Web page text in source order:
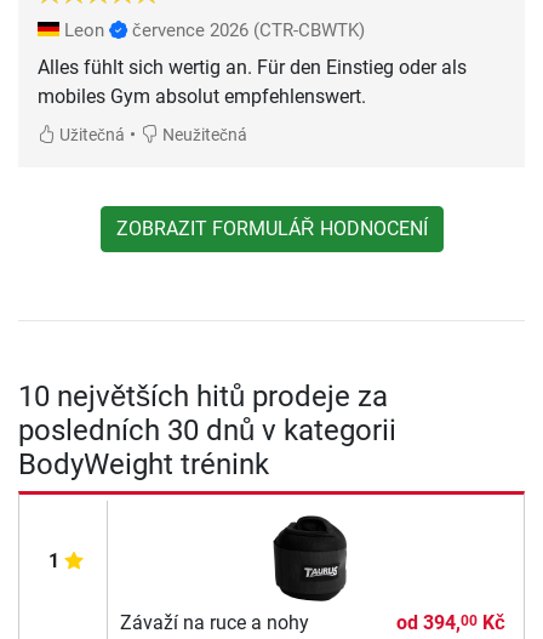
Leon července 2026 (CTR-CBWTK)
Alles fühlt sich wertig an. Für den Einstieg oder als
mobiles Gym absolut empfehlenswert.
Užitečná • Neužitečná
ZOBRAZIT FORMULÁŘ HODNOCENÍ
10 největších hitů prodeje za
posledních 30 dnů v kategorii
BodyWeight trénink
1
Závaží na ruce a nohy
od 394,00Kč